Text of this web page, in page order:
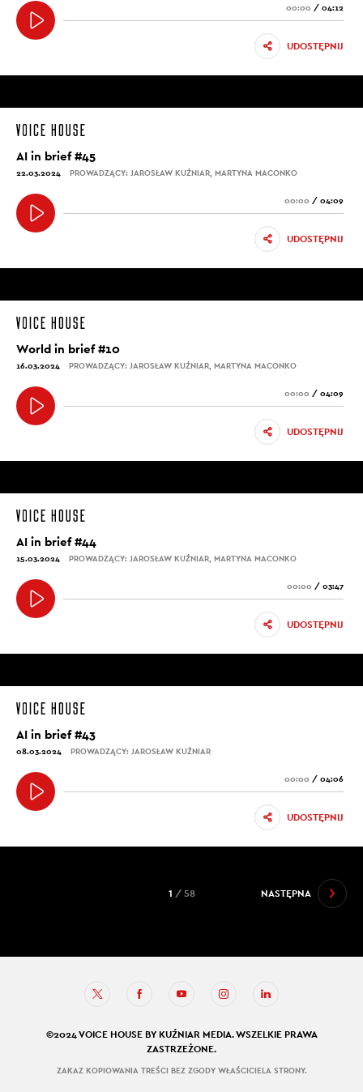
00:00 / 04:12
UDOSTĘPNIJ
AI in brief #45
22.03.2024 PROWADZĄCY: JAROSŁAW KUŹNIAR, MARTYNA MACONKO
00:00 / 04:09
UDOSTĘPNIJ
World in brief #10
16.03.2024 PROWADZĄCY: JAROSŁAW KUŹNIAR, MARTYNA MACONKO
00:00 / 04:09
UDOSTĘPNIJ
AI in brief #44
15.03.2024 PROWADZĄCY: JAROSŁAW KUŹNIAR, MARTYNA MACONKO
00:00 / 03:47
UDOSTĘPNIJ
AI in brief #43
08.03.2024 PROWADZĄCY: JAROSŁAW KUŹNIAR
00:00 / 04:06
UDOSTĘPNIJ
NASTĘPNA
1 / 58
©2024 VOICE HOUSE BY KUŹNIAR MEDIA. WSZELKIE PRAWA
ZASTRZEŻONE.
ZAKAZ KOPIOWANIA TREŚCI BEZ ZGODY WŁAŚCICIELA STRONY.